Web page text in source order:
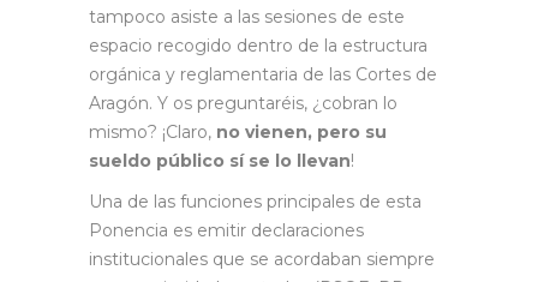
tampoco asiste a las sesiones de este
espacio recogido dentro de la estructura
orgánica y reglamentaria de las Cortes de
Aragón. Y os preguntaréis, ¿cobran lo
mismo? ¡Claro, no vienen, pero su
sueldo público sí se lo llevan!
Una de las funciones principales de esta
Ponencia es emitir declaraciones
institucionales que se acordaban siempre